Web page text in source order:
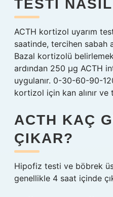
TESTI
ACTH kortizol uyarım
saatinde, tercihen sabah
Bazal kortizolü
ardından 250 µg ACTH
uygulanır. 0-30-60-90-
kortizol için kan alınır ve
ACTH KAÇ
ÇIKAR?
Hipofiz testi ve böbrek
genellikle 4 saat içinde